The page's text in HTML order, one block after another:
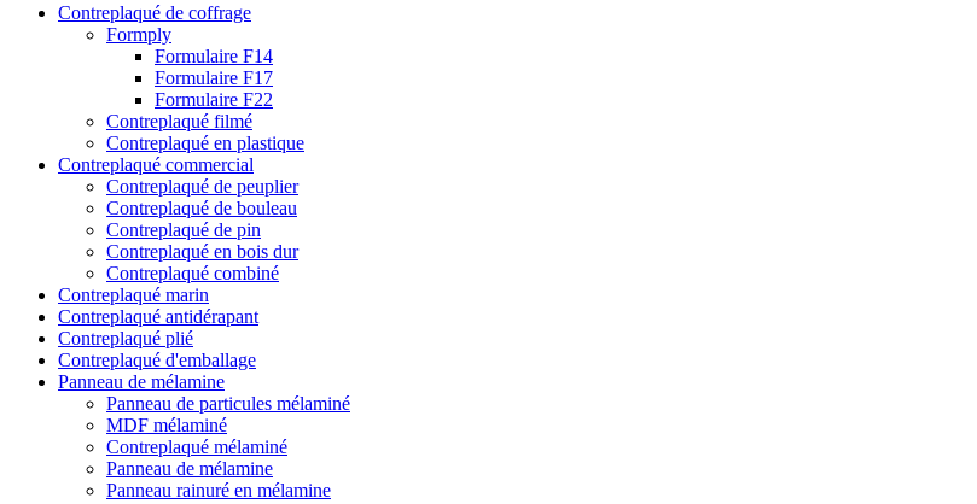
Contreplaqué de coffrage
Formply
Formulaire F14
Formulaire F17
Formulaire F22
Contreplaqué filmé
Contreplaqué en plastique
Contreplaqué commercial
Contreplaqué de peuplier
Contreplaqué de bouleau
Contreplaqué de pin
Contreplaqué en bois dur
Contreplaqué combiné
Contreplaqué marin
Contreplaqué antidérapant
Contreplaqué plié
Contreplaqué d'emballage
Panneau de mélamine
Panneau de particules mélaminé
MDF mélaminé
Contreplaqué mélaminé
Panneau de mélamine
Panneau rainuré en mélamine